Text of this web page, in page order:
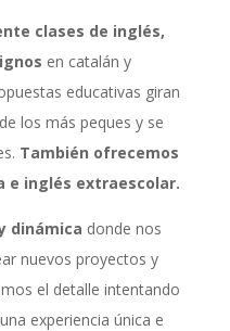
clases de inglés,
en catalán y
educativas giran
los más peques y se
También ofrecemos
e inglés extraescolar.
dinámica donde nos
nuevos proyectos y
el detalle intentando
experiencia única e